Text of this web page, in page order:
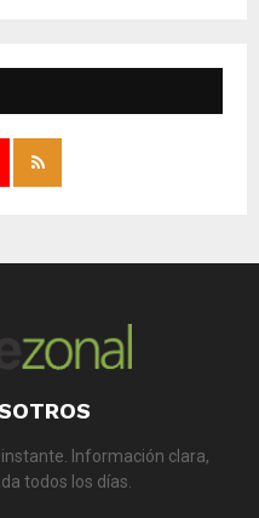
Información clara,
todos los días.